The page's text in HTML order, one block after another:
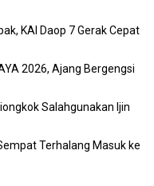
KAI Daop 7 Gerak Cepat
2026, Ajang Bergengsi
Salahgunakan Ijin
Terhalang Masuk ke